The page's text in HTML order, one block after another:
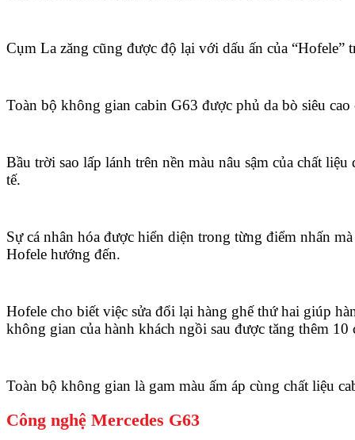
Cụm La zăng cũng được độ lại với dấu ấn của “Hofele”
Toàn bộ không gian cabin G63 được phủ da bò siêu cao
Bầu trời sao lấp lánh trên nền màu nâu sậm của chất
tế.
Sự cá nhân hóa được hiển diện trong từng điểm nhấn
Hofele hướng đến.
Hofele cho biết việc sửa đổi lại hàng ghế thứ hai giúp
không gian của hành khách ngồi sau được tăng thêm 10
Toàn bộ không gian là gam màu ấm áp cùng chất liệu
Công nghệ Mercedes G63